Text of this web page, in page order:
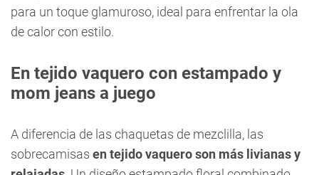
para un toque glamuroso, ideal para enfrentar la ola
de calor con estilo.
En tejido vaquero con estampado y
mom jeans a juego
A diferencia de las chaquetas de mezclilla, las
sobrecamisas en tejido vaquero son más livianas y